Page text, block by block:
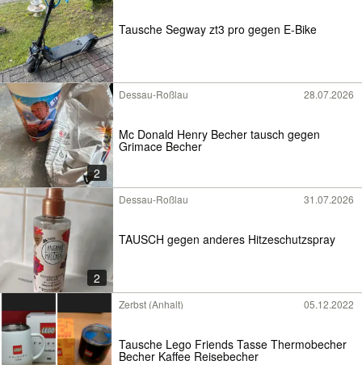
Tausche Segway zt3 pro gegen E-Bike
2
Dessau-Roßlau 28.07.2026
Mc Donald Henry Becher tausch gegen
Grimace Becher
2
Dessau-Roßlau 31.07.2026
TAUSCH gegen anderes Hitzeschutzspray
Zerbst (Anhalt) 05.12.2022
Tausche Lego Friends Tasse Thermobecher
Becher Kaffee Reisebecher